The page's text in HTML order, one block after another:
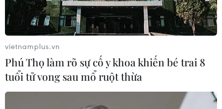
vô nghĩa thành cảnh báo ngày tận thế và lời tiên tri về
Chúa Jesus
vietnamplus.vn
Phú Thọ làm rõ sự cố y khoa khiến bé trai 8
tuổi tử vong sau mổ ruột thừa